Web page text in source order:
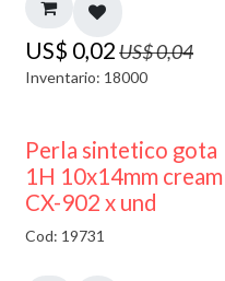
US$ 0,02US$0,04
Inventario: 18000
Perla sintetico gota
1H 10x14mm cream
CX-902 x und
Cod: 19731